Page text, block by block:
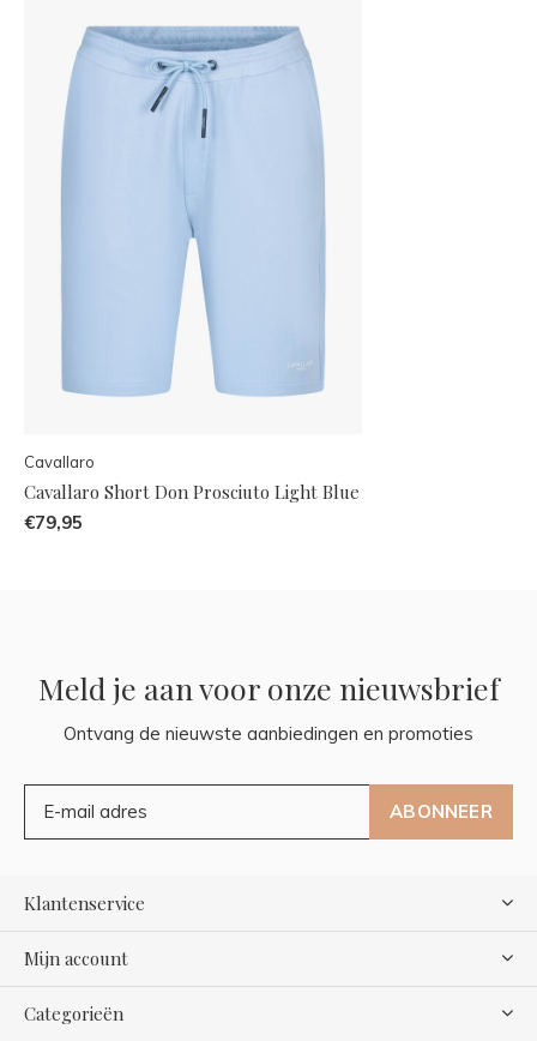
Cavallaro
Cavallaro Short Don Prosciuto Light Blue
€79,95
Meld je aan voor onze nieuwsbrief
Ontvang de nieuwste aanbiedingen en promoties
ABONNEER
Klantenservice
Mijn account
Categorieën